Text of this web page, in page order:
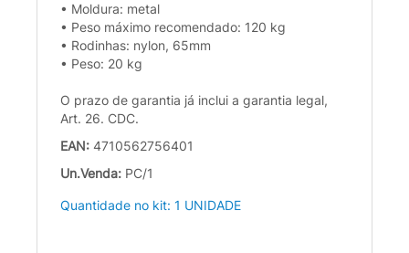
• Moldura: metal
• Peso máximo recomendado: 120 kg
• Rodinhas: nylon, 65mm
• Peso: 20 kg
O prazo de garantia já inclui a garantia legal,
Art. 26. CDC.
EAN: 4710562756401
Un.Venda: PC/1
Quantidade no kit: 1 UNIDADE